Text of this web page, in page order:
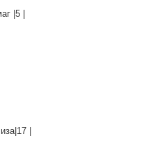
|5 |
|